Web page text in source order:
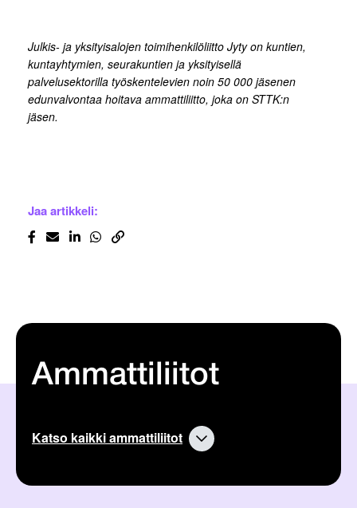
Julkis- ja yksityisalojen toimihenkilöliitto Jyty on kuntien,
kuntayhtymien, seurakuntien ja yksityisellä
palvelusektorilla työskentelevien noin 50 000 jäsenen
edunvalvontaa hoitava ammattiliitto, joka on STTK:n
jäsen.
Jaa artikkeli:
Ammattiliitot
Katso kaikki ammattiliitot